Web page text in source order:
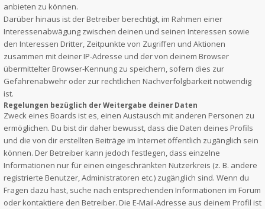
anbieten zu können.
Darüber hinaus ist der Betreiber berechtigt, im Rahmen einer
Interessenabwägung zwischen deinen und seinen Interessen sowie
den Interessen Dritter, Zeitpunkte von Zugriffen und Aktionen
zusammen mit deiner IP-Adresse und der von deinem Browser
übermittelter Browser-Kennung zu speichern, sofern dies zur
Gefahrenabwehr oder zur rechtlichen Nachverfolgbarkeit notwendig
ist.
Regelungen bezüglich der Weitergabe deiner Daten
Zweck eines Boards ist es, einen Austausch mit anderen Personen zu
ermöglichen. Du bist dir daher bewusst, dass die Daten deines Profils
und die von dir erstellten Beiträge im Internet öffentlich zugänglich sein
können. Der Betreiber kann jedoch festlegen, dass einzelne
Informationen nur für einen eingeschränkten Nutzerkreis (z. B. andere
registrierte Benutzer, Administratoren etc.) zugänglich sind. Wenn du
Fragen dazu hast, suche nach entsprechenden Informationen im Forum
oder kontaktiere den Betreiber. Die E-Mail-Adresse aus deinem Profil ist